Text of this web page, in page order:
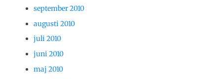
september 2010
augusti 2010
juli 2010
juni 2010
maj 2010